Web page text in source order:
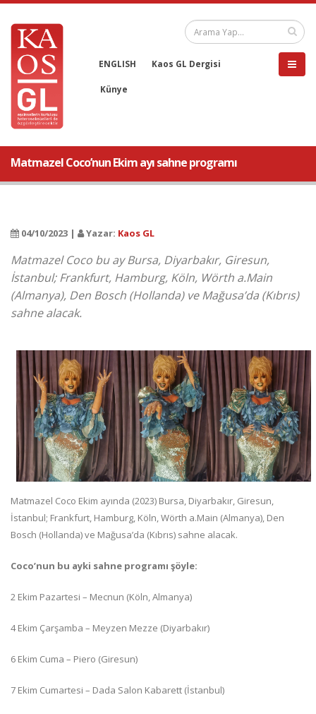
ENGLISH Kaos GL Dergisi
Künye
Matmazel Coco’nun Ekim ayı sahne programı
04/10/2023 | Yazar: Kaos GL
Matmazel Coco bu ay Bursa, Diyarbakır, Giresun,
İstanbul; Frankfurt, Hamburg, Köln, Wörth a.Main
(Almanya), Den Bosch (Hollanda) ve Mağusa’da (Kıbrıs)
sahne alacak.
Matmazel Coco Ekim ayında (2023) Bursa, Diyarbakır, Giresun,
İstanbul; Frankfurt, Hamburg, Köln, Wörth a.Main (Almanya), Den
Bosch (Hollanda) ve Mağusa’da (Kıbrıs) sahne alacak.
Coco’nun bu ayki sahne programı şöyle:
2 Ekim Pazartesi – Mecnun (Köln, Almanya)
4 Ekim Çarşamba – Meyzen Mezze (Diyarbakır)
6 Ekim Cuma – Piero (Giresun)
7 Ekim Cumartesi – Dada Salon Kabarett (İstanbul)